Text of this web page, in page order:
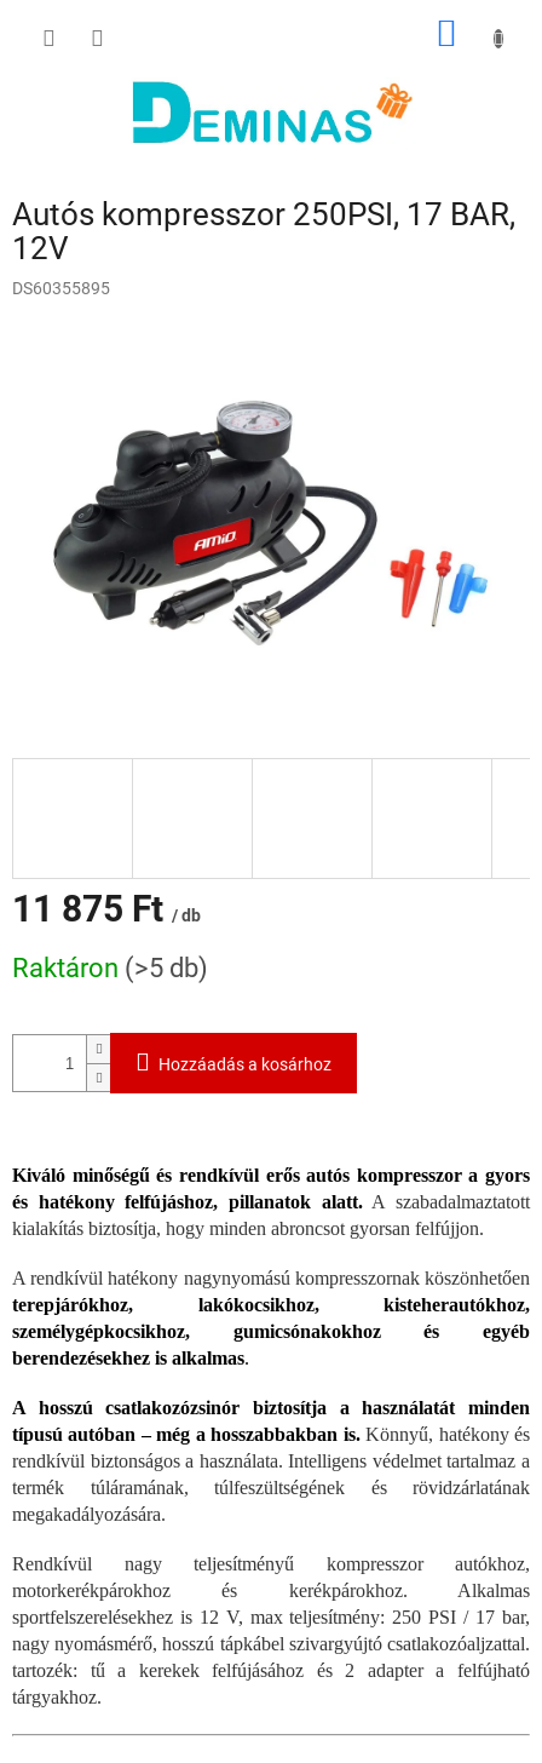
KOSÁR
Autós kompresszor 250PSI, 17 BAR,
12V
DS60355895
11 875 Ft / db
Raktáron (>5 db)
Hozzáadás a kosárhoz
Kiváló minőségű és rendkívül erős autós kompresszor a gyors
és hatékony felfújáshoz, pillanatok alatt.A szabadalmaztatott
kialakítás biztosítja, hogy minden abroncsot gyorsan felfújjon.
A rendkívül hatékony nagynyomású kompresszornak köszönhetően
terepjárókhoz, lakókocsikhoz, kisteherautókhoz,
személygépkocsikhoz, gumicsónakokhoz és egyéb
berendezésekhez is alkalmas.
A hosszú csatlakozózsinór biztosítja a használatát minden
típusú autóban – még a hosszabbakban is.Könnyű, hatékony és
rendkívül biztonságos a használata. Intelligens védelmet tartalmaz a
termék túláramának, túlfeszültségének és rövidzárlatának
megakadályozására.
Rendkívül nagy teljesítményű kompresszor autókhoz,
motorkerékpárokhoz és kerékpárokhoz. Alkalmas
sportfelszerelésekhez is 12 V, max teljesítmény: 250 PSI / 17 bar,
nagy nyomásmérő, hosszú tápkábel szivargyújtó csatlakozóaljzattal.
tartozék: tű a kerekek felfújásához és 2 adapter a felfújható
tárgyakhoz.